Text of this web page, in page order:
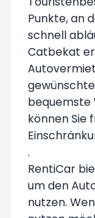
Punkte, an
schnell
Catbekat
bequemste
können Sie
.
RentiCar
um den
nutzen.